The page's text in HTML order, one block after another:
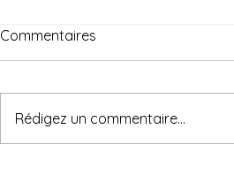
Commentaires
Rédigez un commentaire...